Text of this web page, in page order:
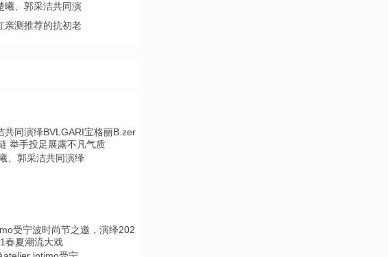
曦、郭采洁共同演
亲测推荐的抗初老
、郭采洁共同演绎